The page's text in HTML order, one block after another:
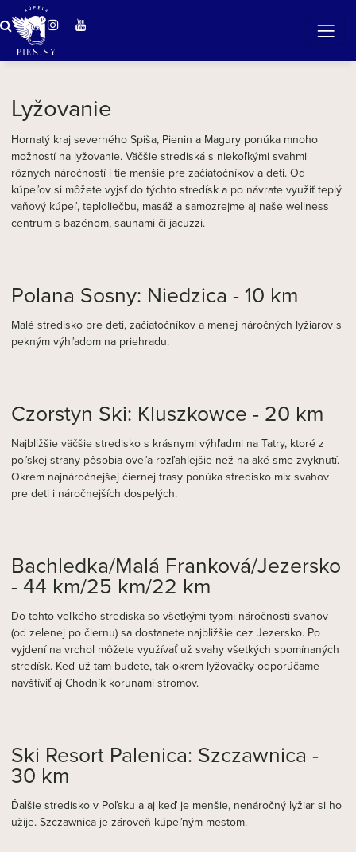
Zázračná voda v Pieninách
Lyžovanie
Hornatý kraj severného Spiša, Pienin a Magury ponúka mnoho
možností na lyžovanie. Väčšie strediská s niekoľkými svahmi
rôznych náročností i tie menšie pre začiatočníkov a deti. Od
kúpeľov si môžete vyjsť do týchto stredísk a po návrate využiť teplý
vaňový kúpeľ, teploliečbu, masáž a samozrejme aj naše wellness
centrum s bazénom, saunami či jacuzzi.
Polana Sosny: Niedzica - 10 km
Malé stredisko pre deti, začiatočníkov a menej náročných lyžiarov s
pekným výhľadom na priehradu.
Czorstyn Ski: Kluszkowce - 20 km
Najbližšie väčšie stredisko s krásnymi výhľadmi na Tatry, ktoré z
poľskej strany pôsobia oveľa rozľahlejšie než na aké sme zvyknutí.
Okrem najnáročnejšej čiernej trasy ponúka stredisko mix svahov
pre deti i náročnejších dospelých.
Bachledka/Malá Franková/Jezersko
- 44 km/25 km/22 km
Do tohto veľkého strediska so všetkými typmi náročnosti svahov
(od zelenej po čiernu) sa dostanete najbližšie cez Jezersko. Po
vyjdení na vrchol môžete využívať už svahy všetkých spomínaných
stredísk. Keď už tam budete, tak okrem lyžovačky odporúčame
navštíviť aj Chodník korunami stromov.
Ski Resort Palenica: Szczawnica -
30 km
Ďalšie stredisko v Poľsku a aj keď je menšie, nenáročný lyžiar si ho
užije. Szczawnica je zároveň kúpeľným mestom.